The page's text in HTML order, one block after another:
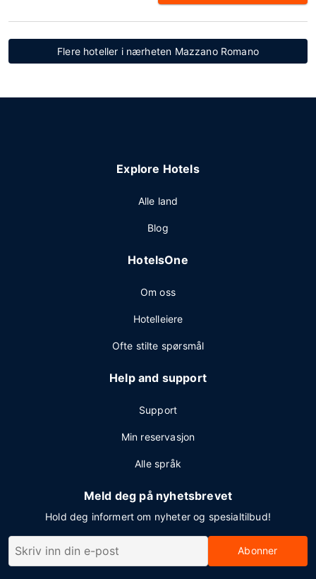
Flere hoteller i nærheten Mazzano Romano
Explore Hotels
Alle land
Blog
HotelsOne
Om oss
Hotelleiere
Ofte stilte spørsmål
Help and support
Support
Min reservasjon
Alle språk
Meld deg på nyhetsbrevet
Hold deg informert om nyheter og spesialtilbud!
Abonner